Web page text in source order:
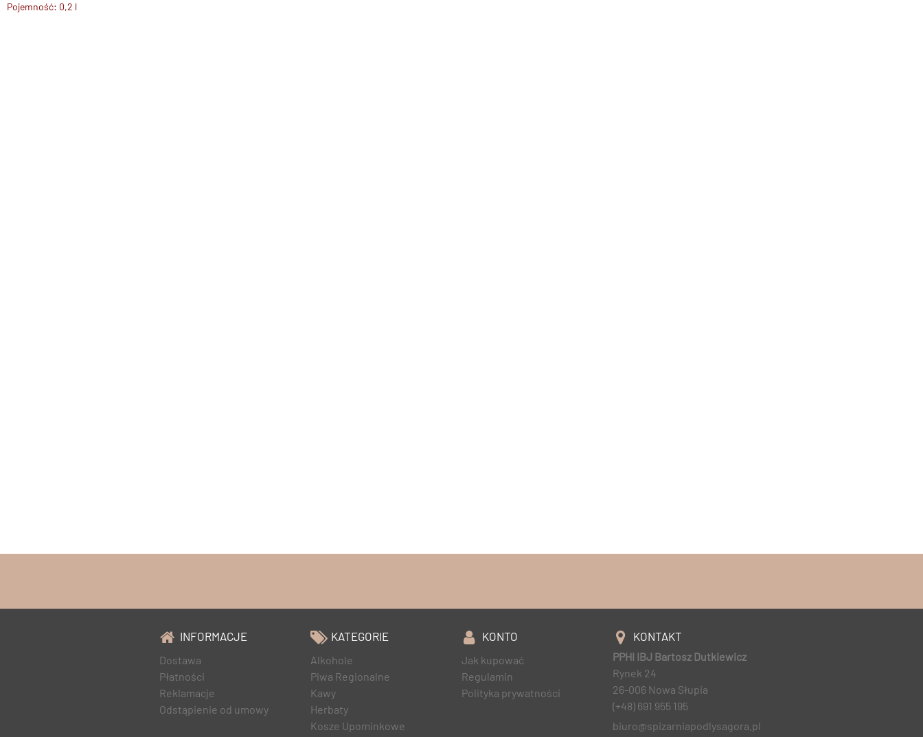
Pojemność: 0,2 l
INFORMACJE
Dostawa
Płatności
Reklamacje
Odstąpienie od umowy
KATEGORIE
Alkohole
Piwa Regionalne
Kawy
Herbaty
Kosze Upominkowe
KONTO
Jak kupować
Regulamin
Polityka prywatności
KONTAKT
PPHI IBJ Bartosz Dutkiewicz
Rynek 24
26-006 Nowa Słupia
(+48) 691 955 195
biuro@spizarniapodlysagora.pl